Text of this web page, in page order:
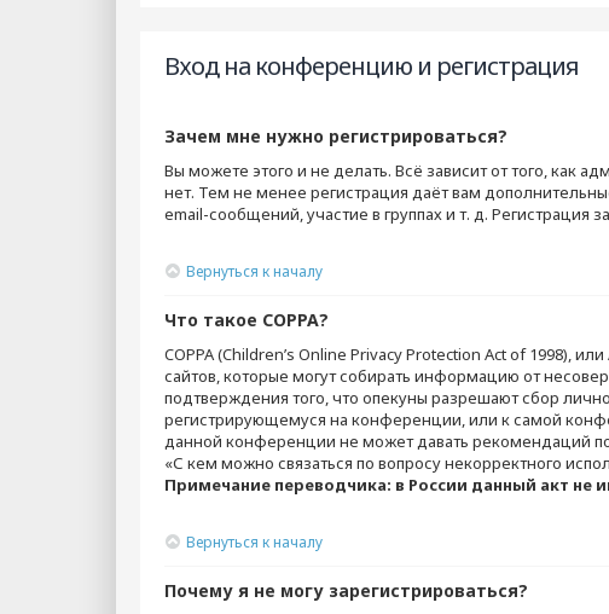
Вход на конференцию и регистрация
Зачем мне нужно регистрироваться?
Вы можете этого и не делать. Всё зависит от того, как
нет. Тем не менее регистрация даёт вам
email-сообщений, участие в группах и т. д. Регистрация
Вернуться к началу
Что такое COPPA?
COPPA (Children’s Online Privacy Protection Act of 1998),
сайтов, которые могут собирать информацию от
подтверждения того, что опекуны разрешают сбор
регистрирующемуся на конференции, или к самой
данной конференции не может давать рекомендаций
«С кем можно связаться по вопросу некорректного
Примечание переводчика: в России данный акт не
Вернуться к началу
Почему я не могу зарегистрироваться?